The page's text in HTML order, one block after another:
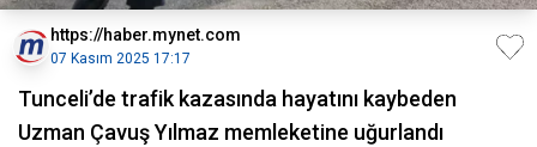
https://haber.mynet.com
07 Kasım 2025 17:17
Tunceli’de trafik kazasında hayatını kaybeden
Uzman Çavuş Yılmaz memleketine uğurlandı